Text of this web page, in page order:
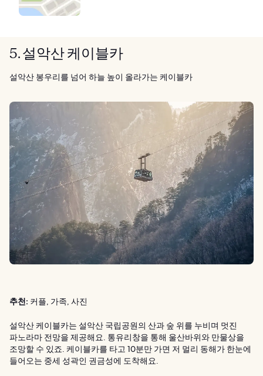
5. 설악산 케이블카
설악산 봉우리를 넘어 하늘 높이 올라가는 케이블카
추천: 커플, 가족, 사진
설악산 케이블카는 설악산 국립공원의 산과 숲 위를 누비며 멋진
파노라마 전망을 제공해요. 통유리창을 통해 울산바위와 만물상을
조망할 수 있죠. 케이블카를 타고 10분만 가면 저 멀리 동해가 한눈에
들어오는 중세 성곽인 권금성에 도착해요.